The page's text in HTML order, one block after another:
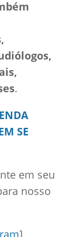
.
SE
em seu
nosso
]